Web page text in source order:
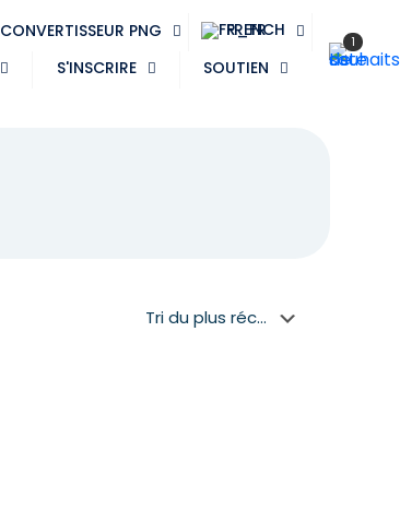
CONVERTISSEUR PNG
FRENCH
S'INSCRIRE SOUTIEN
1